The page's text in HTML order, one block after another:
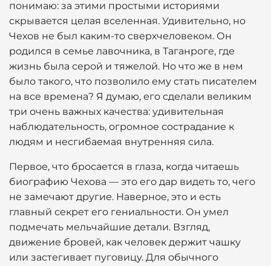
понимаю: за этими простыми историями
скрывается целая вселенная. Удивительно, но
Чехов не был каким-то сверхчеловеком. Он
родился в семье лавочника, в Таганроге, где
жизнь была серой и тяжелой. Но что же в нем
было такого, что позволило ему стать писателем
на все времена? Я думаю, его сделали великим
три очень важных качества: удивительная
наблюдательность, огромное сострадание к
людям и несгибаемая внутренняя сила.
Первое, что бросается в глаза, когда читаешь
биографию Чехова — это его дар видеть то, чего
не замечают другие. Наверное, это и есть
главный секрет его гениальности. Он умел
подмечать мельчайшие детали. Взгляд,
движение бровей, как человек держит чашку
или застегивает пуговицу. Для обычного